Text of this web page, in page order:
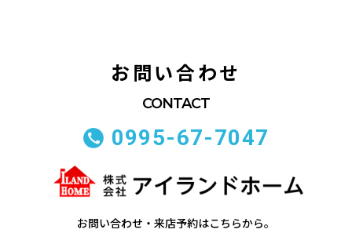
お問い合わせ
0995-67-7047
お問い合わせ・来店予約はこちらから。